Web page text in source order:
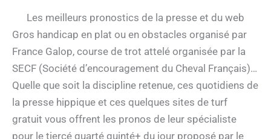
Les meilleurs pronostics de la presse et du web
Gros handicap en plat ou en obstacles organisé par
France Galop, course de trot attelé organisée par la
SECF (Société d’encouragement du Cheval Français)…
Quelle que soit la discipline retenue, ces quotidiens de
la presse hippique et ces quelques sites de turf
gratuit vous offrent les pronos de leur spécialiste
pour le tiercé quarté quinté+ du jour proposé par le